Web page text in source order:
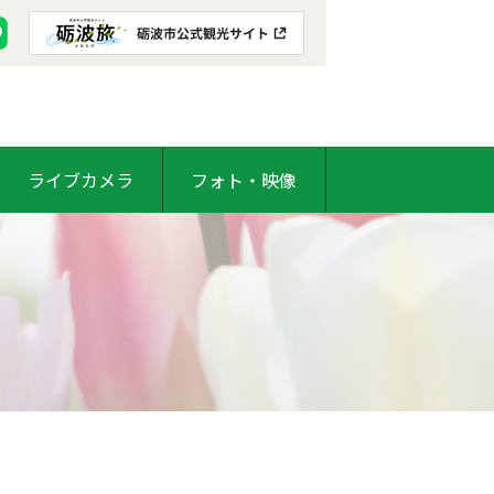
ライブカメラ フォト・映像